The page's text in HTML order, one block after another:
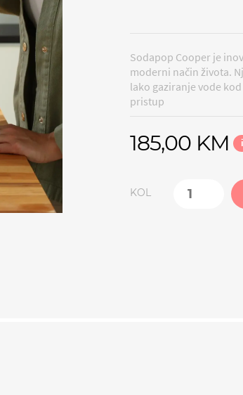
Sodapop Cooper je
moderni način života.
lako gaziranje vode
pristup
185,00 KM i
KOL